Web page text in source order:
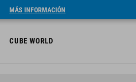
MÁS INFORMACIÓN
CUBE WORLD